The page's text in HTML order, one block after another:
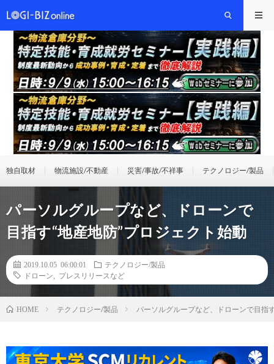
独自取材 物流施設/不動産 災害/事故/不祥事 テクノロジー/製品
パーソルグループなど、ドローンで
目指す“地産地防”プロジェクト始動
2019.10.05 06:00:01
テクノロジー/製品
ドローン
プレスリリースなど
HOME テクノロジー/製品 パーソルグループなど、ドローンで目指